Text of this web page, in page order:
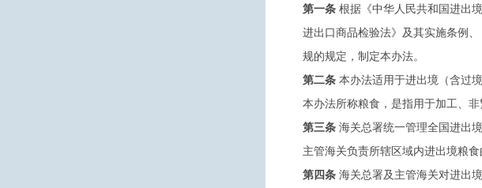
第一条 根据《中华人民共和国进出
进出口商品检验法》及其实施条例
规的规定，制定本办法。
第二条 本办法适用于进出境（含过
本办法所称粮食，是指用于加工、
第三条 海关总署统一管理全国进出
主管海关负责所辖区域内进出境粮食
第四条 海关总署及主管海关对进出